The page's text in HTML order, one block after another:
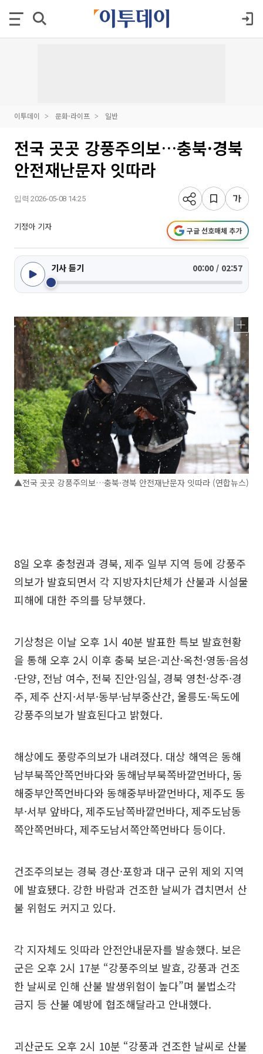
이투데이 문화·라이프 일반
전국 곳곳 강풍주의보…충북·경북
안전재난문자 잇따라
입력 2026-05-08 14:25
기정아 기자 구글 선호매체 추가
기사 듣기 00:00 / 02:57
▲전국 곳곳 강풍주의보…충북·경북 안전재난문자 잇따라 (연합뉴스)
8일 오후 충청권과 경북, 제주 일부 지역 등에 강풍주
의보가 발효되면서 각 지방자치단체가 산불과 시설물
피해에 대한 주의를 당부했다.
기상청은 이날 오후 1시 40분 발표한 특보 발효현황
을 통해 오후 2시 이후 충북 보은·괴산·옥천·영동·음성
·단양, 전남 여수, 전북 진안·임실, 경북 영천·상주·경
주, 제주 산지·서부·동부·남부중산간, 울릉도·독도에
강풍주의보가 발효된다고 밝혔다.
해상에도 풍랑주의보가 내려졌다. 대상 해역은 동해
남부북쪽안쪽먼바다와 동해남부북쪽바깥먼바다, 동
해중부안쪽먼바다와 동해중부바깥먼바다, 제주도 동
부·서부 앞바다, 제주도남쪽바깥먼바다, 제주도남동
쪽안쪽먼바다, 제주도남서쪽안쪽먼바다 등이다.
건조주의보는 경북 경산·포항과 대구 군위 제외 지역
에 발효됐다. 강한 바람과 건조한 날씨가 겹치면서 산
불 위험도 커지고 있다.
각 지자체도 잇따라 안전안내문자를 발송했다. 보은
군은 오후 2시 17분 “강풍주의보 발효, 강풍과 건조
한 날씨로 인해 산불 발생위험이 높다”며 불법소각
금지 등 산불 예방에 협조해달라고 안내했다.
괴산군도 오후 2시 10분 “강풍과 건조한 날씨로 산불